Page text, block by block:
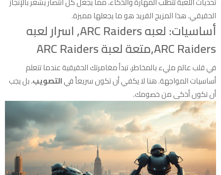
الحقيقي. هذا المزيج الفريد هو ما يجعلها مميزة.
أساسيات: لعبه ARC Raiders, اسرار لعبه
ARC Raiders,متعة لعبة ARC Raiders
في قلب عالم مليء بالمخاطر، تبدأ مغامرتك الحقيقية عندما تتعلم
أساسيات المواجهة. هنا لا يكفي أن تكون سريعاً فيالتصويب، بل يجب
أن تكون أذكى من خصومك.